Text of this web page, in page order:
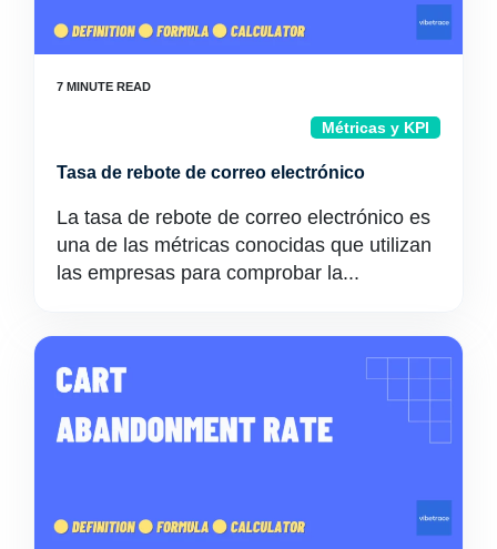
Métricas y KPI
Tasa de rebote de correo electrónico
La tasa de rebote de correo electrónico es
una de las métricas conocidas que utilizan
las empresas para comprobar la...